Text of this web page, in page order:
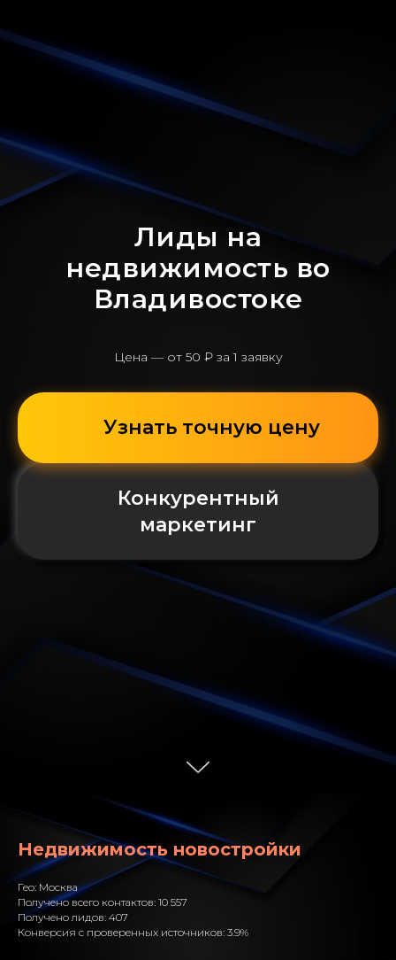
Лиды на
недвижимость во
Владивостоке
Цена — от 50 ₽ за 1 заявку
Узнать точную цену
Конкурентный
маркетинг
Недвижимость новостройки
Гео: Москва
Получено всего контактов: 10 557
Получено лидов: 407
Конверсия с проверенных источников: 3.9%